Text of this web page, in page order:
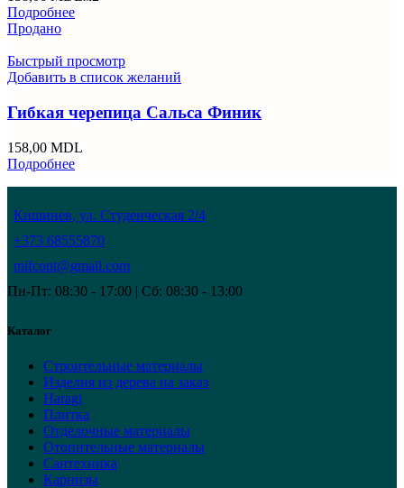
Подробнее
Продано
Быстрый просмотр
Добавить в список желаний
Гибкая черепица Сальса Финик
158,00 MDL
Подробнее
Кишинев, ул. Студенческая 2/4
+373 68555870
mifcont@gmail.com
Пн-Пт: 08:30 - 17:00 | Сб: 08:30 - 13:00
Каталог
Строительные материалы
Изделия из дерева на заказ
Haragi
Плитка
Отделочные материалы
Отопительные материалы
Сантехника
Карнизы